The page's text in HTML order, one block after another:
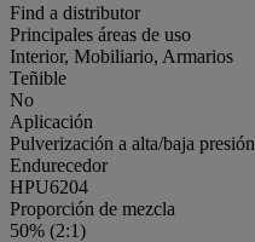
Find a distributor
Principales áreas de uso
Interior, Mobiliario, Armarios
Teñible
No
Aplicación
Pulverización a alta/baja presión
Endurecedor
HPU6204
Proporción de mezcla
50% (2:1)